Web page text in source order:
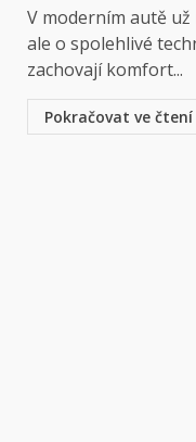
V moderním autě
ale o spolehlivé
zachovají komfort...
Pokračovat ve čtení